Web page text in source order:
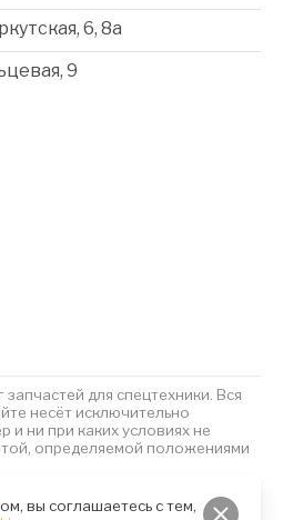
вы соглашаетесь с тем,
6, 8a
9
для спецтехники. Вся
несёт исключительно
ни при каких условиях не
определяемой положениями
данныхФайлы Cookies